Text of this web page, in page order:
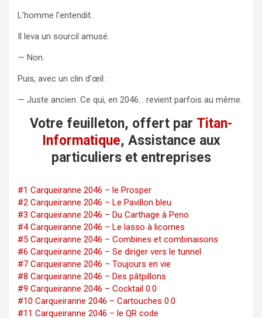
L’homme l’entendit.
Il leva un sourcil amusé.
— Non.
Puis, avec un clin d’œil :
— Juste ancien. Ce qui, en 2046… revient parfois au même.
Votre feuilleton, offert par Titan-
Informatique, Assistance aux
particuliers et entreprises
#1 Carqueiranne 2046 – le Prosper
#2 Carqueiranne 2046 – Le Pavillon bleu
#3 Carqueiranne 2046 – Du Carthage à Peno
#4 Carqueiranne 2046 – Le lasso à licornes
#5 Carqueiranne 2046 – Combines et combinaisons
#6 Carqueiranne 2046 – Se diriger vers le tunnel
#7 Carqueiranne 2046 – Toujours en vie
#8 Carqueiranne 2046 – Des pâtpillons
#9 Carqueiranne 2046 – Cocktail 0.0
#10 Carqueiranne 2046 – Cartouches 0.0
#11 Carqueiranne 2046 – le QR code